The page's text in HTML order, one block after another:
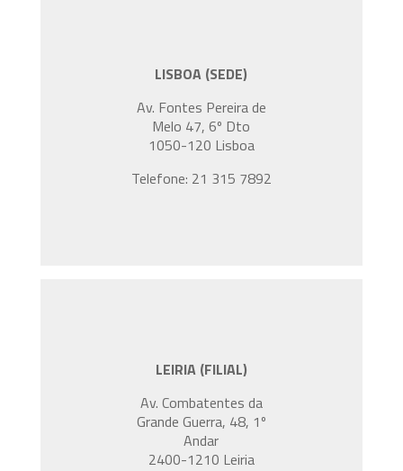
LISBOA (SEDE)
Av. Fontes Pereira de
Melo 47, 6º Dto
1050-120 Lisboa
Telefone: 21 315 7892
LEIRIA (FILIAL)
Av. Combatentes da
Grande Guerra, 48, 1º
Andar
2400-1210 Leiria